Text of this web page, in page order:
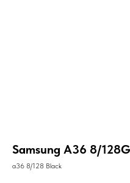
Samsung A36 8/
a36 8/128 Black